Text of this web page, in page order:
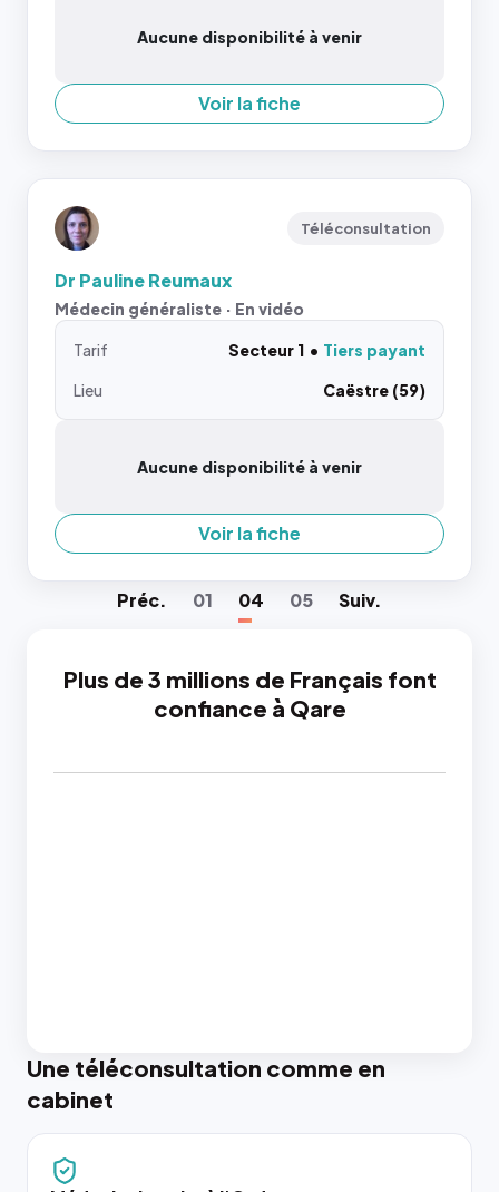
Aucune disponibilité à venir
Voir la fiche
Téléconsultation
Dr Pauline Reumaux
Médecin généraliste · En vidéo
Tarif Secteur 1
Tiers payant
Lieu
Caëstre (59)
Aucune disponibilité à venir
Voir la fiche
Préc. 01 04 05 Suiv.
Plus de 3 millions de Français font
confiance à Qare
Une téléconsultation comme en
cabinet